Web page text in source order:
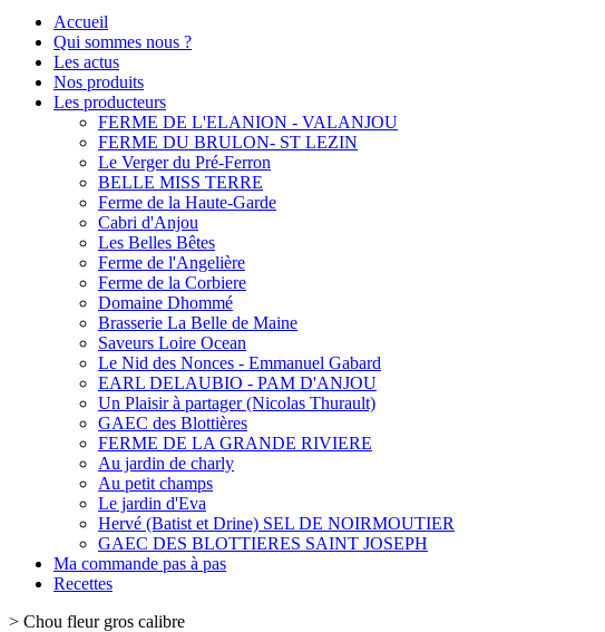
Accueil
Qui sommes nous ?
Les actus
Nos produits
Les producteurs
FERME DE L'ELANION - VALANJOU
FERME DU BRULON- ST LEZIN
Le Verger du Pré-Ferron
BELLE MISS TERRE
Ferme de la Haute-Garde
Cabri d'Anjou
Les Belles Bêtes
Ferme de l'Angelière
Ferme de la Corbiere
Domaine Dhommé
Brasserie La Belle de Maine
Saveurs Loire Ocean
Le Nid des Nonces - Emmanuel Gabard
EARL DELAUBIO - PAM D'ANJOU
Un Plaisir à partager (Nicolas Thurault)
GAEC des Blottières
FERME DE LA GRANDE RIVIERE
Au jardin de charly
Au petit champs
Le jardin d'Eva
Hervé (Batist et Drine) SEL DE NOIRMOUTIER
GAEC DES BLOTTIERES SAINT JOSEPH
Ma commande pas à pas
Recettes
> Chou fleur gros calibre